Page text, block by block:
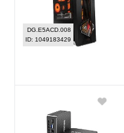
DG.E5ACD.008
ID: 1049183429